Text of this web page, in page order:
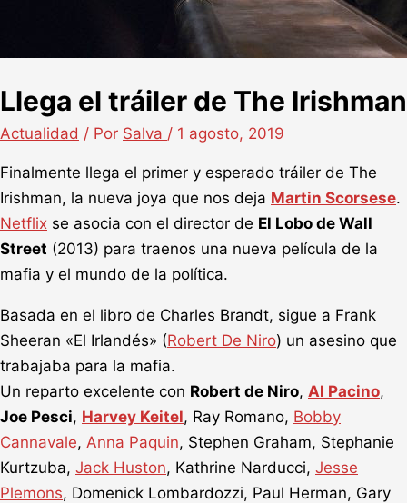
Llega el tráiler de The Irishman
Actualidad / Por Salva / 1 agosto, 2019
Finalmente llega el primer y esperado tráiler de The
Irishman, la nueva joya que nos deja Martin Scorsese.
Netflix se asocia con el director de El Lobo de Wall
Street (2013) para traenos una nueva película de la
mafia y el mundo de la política.
Basada en el libro de Charles Brandt, sigue a Frank
Sheeran «El Irlandés» (Robert De Niro) un asesino que
trabajaba para la mafia.
Un reparto excelente con Robert de Niro, Al Pacino,
Joe Pesci, Harvey Keitel, Ray Romano, Bobby
Cannavale, Anna Paquin, Stephen Graham, Stephanie
Kurtzuba, Jack Huston, Kathrine Narducci, Jesse
Plemons, Domenick Lombardozzi, Paul Herman, Gary